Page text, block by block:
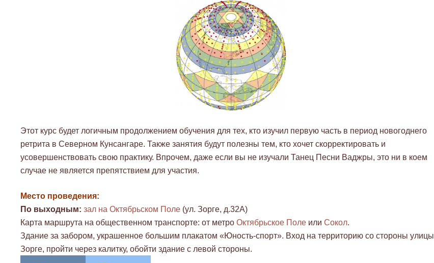
Этот курс будет логичным продолжением обучения для тех, кто изучил первую часть в период новогоднего
ретрита в Северном Кунсангаре. Также занятия будут полезны тем, кто хочет скорректировать и
усовершенствовать свою практику. Впрочем, даже если вы не изучали Танец Песни Ваджры, это ни в коем
случае не является препятствием для участия.
Место проведения:
По выходным: зал на Октябрьском Поле (ул. Зорге, д.32А)
Карта маршрута на общественном транспорте: от метро Октябрьское Поле или Сокол.
Здание за забором, украшенное большим плакатом «Юность-спорт». Вход на территорию со стороны улицы
Зорге, пройти через калитку, обойти здание с левой стороны.